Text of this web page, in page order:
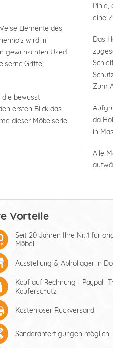
Elemente des
wird in
gewünschten Used-
Griffe,
die bewusst
ersten Blick das
dieser Möbelserie
Pinie,
eine
Das
Zum
da
in
Alle
Vorteile
Seit 20 Jahren Ihre Nr. 1 für
Möbel
Ausstellung & Abhollager in
Kauf auf Rechnung - Paypal -
Käuferschutz
Kostenloser Rückversand
Sonderanfertigungen möglich